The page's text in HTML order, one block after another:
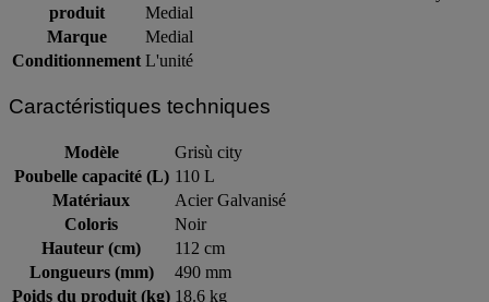
Intitulé du
produit
Cendrier corbeille à tête étouffoir Grisù city -
Medial
Marque
Medial
Caractéristiques techniques
Modèle
Grisù city
Poubelle capacité (L)
110 L
Matériaux
Acier Galvanisé
Coloris
Noir
Hauteur (cm)
112 cm
Longueurs (mm)
490 mm